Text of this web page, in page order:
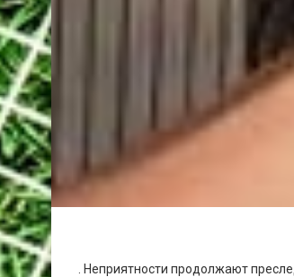
. Неприятности продолжают